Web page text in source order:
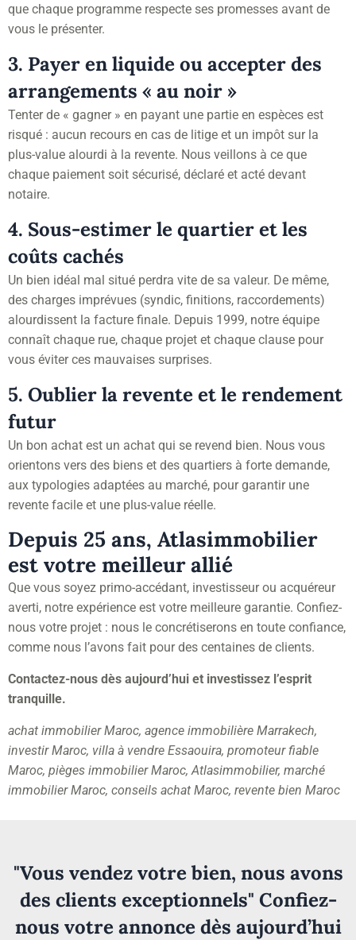
que chaque programme respecte ses promesses avant de
vous le présenter.
3. Payer en liquide ou accepter des
arrangements « au noir »
Tenter de « gagner » en payant une partie en espèces est
risqué : aucun recours en cas de litige et un impôt sur la
plus-value alourdi à la revente. Nous veillons à ce que
chaque paiement soit sécurisé, déclaré et acté devant
notaire.
4. Sous-estimer le quartier et les
coûts cachés
Un bien idéal mal situé perdra vite de sa valeur. De même,
des charges imprévues (syndic, finitions, raccordements)
alourdissent la facture finale. Depuis 1999, notre équipe
connaît chaque rue, chaque projet et chaque clause pour
vous éviter ces mauvaises surprises.
5. Oublier la revente et le rendement
futur
Un bon achat est un achat qui se revend bien. Nous vous
orientons vers des biens et des quartiers à forte demande,
aux typologies adaptées au marché, pour garantir une
revente facile et une plus-value réelle.
Depuis 25 ans, Atlasimmobilier
est votre meilleur allié
Que vous soyez primo-accédant, investisseur ou acquéreur
averti, notre expérience est votre meilleure garantie. Confiez-
nous votre projet : nous le concrétiserons en toute confiance,
comme nous l’avons fait pour des centaines de clients.
Contactez-nous dès aujourd’hui et investissez l’esprit
tranquille.
achat immobilier Maroc, agence immobilière Marrakech,
investir Maroc, villa à vendre Essaouira, promoteur fiable
Maroc, pièges immobilier Maroc, Atlasimmobilier, marché
immobilier Maroc, conseils achat Maroc, revente bien Maroc
"Vous vendez votre bien, nous avons
des clients exceptionnels" Confiez-
nous votre annonce dès aujourd’hui